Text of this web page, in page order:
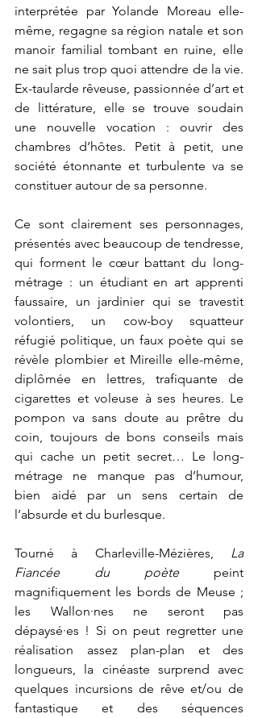
interprétée par Yolande Moreau elle-
même, regagne sa région natale et son
manoir familial tombant en ruine, elle
ne sait plus trop quoi attendre de la vie.
Ex-taularde rêveuse, passionnée d’art et
de littérature, elle se trouve soudain
une nouvelle vocation : ouvrir des
chambres d’hôtes. Petit à petit, une
société étonnante et turbulente va se
constituer autour de sa personne.
Ce sont clairement ses personnages,
présentés avec beaucoup de tendresse,
qui forment le cœur battant du long-
métrage : un étudiant en art apprenti
faussaire, un jardinier qui se travestit
volontiers, un cow-boy squatteur
réfugié politique, un faux poète qui se
révèle plombier et Mireille elle-même,
diplômée en lettres, trafiquante de
cigarettes et voleuse à ses heures. Le
pompon va sans doute au prêtre du
coin, toujours de bons conseils mais
qui cache un petit secret… Le long-
métrage ne manque pas d’humour,
bien aidé par un sens certain de
l’absurde et du burlesque.
Tourné à Charleville-Mézières, La
Fiancée du poète peint
magnifiquement les bords de Meuse ;
les Wallon·nes ne seront pas
dépaysé·es ! Si on peut regretter une
réalisation assez plan-plan et des
longueurs, la cinéaste surprend avec
quelques incursions de rêve et/ou de
fantastique et des séquences